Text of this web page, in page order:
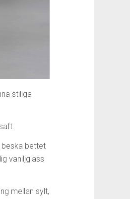
stiliga
beska bettet
vaniljglass
mellan sylt,